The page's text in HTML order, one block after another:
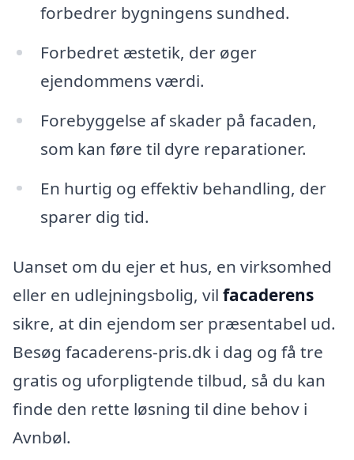
forbedrer bygningens sundhed.
Forbedret æstetik, der øger
ejendommens værdi.
Forebyggelse af skader på facaden,
som kan føre til dyre reparationer.
En hurtig og effektiv behandling, der
sparer dig tid.
Uanset om du ejer et hus, en virksomhed
eller en udlejningsbolig, vil facaderens
sikre, at din ejendom ser præsentabel ud.
Besøg facaderens-pris.dk i dag og få tre
gratis og uforpligtende tilbud, så du kan
finde den rette løsning til dine behov i
Avnbøl.